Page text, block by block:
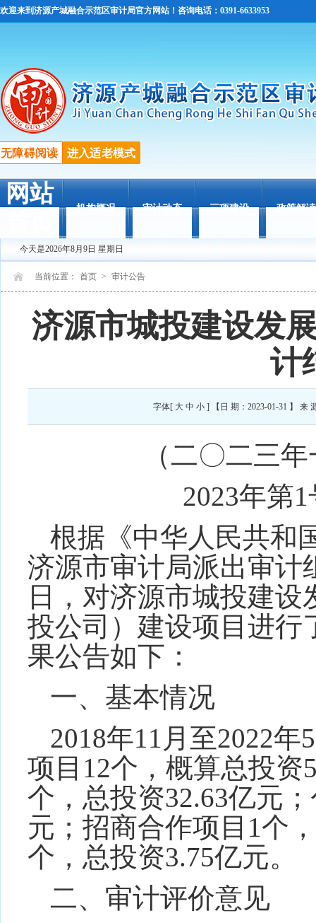
欢迎来到济源产城融合示范区审计局官方网站！咨询电话：0391-6633953
无障碍阅读 进入适老模式
网站
机构概况 审计动态 三项建设 政策解读
今天是2026年8月9日 星期日
当前位置： 首页 > 审计公告
济源市城投建设发
计
字体[ 大 中 小] 【日 期：2023-01-31 】
（二〇二三
2023年第1
根据《中华人民共和
济源市审计局派出审计
日
，对济源市城投建设
投公司）建设项目进行
果公告如下：
一、基本情况
2018年11 月至2022年5
项目 12个，概算总投资
个，总投资32.63亿元
元；招商合作项目 1个
个，总投资3.75亿元。
二、审计评价意见